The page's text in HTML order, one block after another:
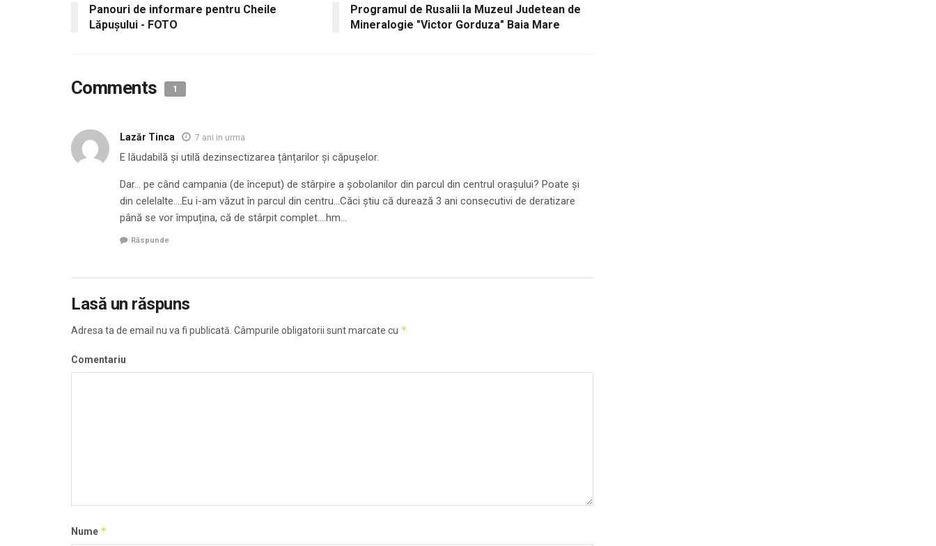
Panouri de informare pentru Cheile
Lăpușului - FOTO
Programul de Rusalii la Muzeul Judetean de
Mineralogie "Victor Gorduza" Baia Mare
Comments 1
Lazăr Tinca 7 ani in urma
E lăudabilă și utilă dezinsectizarea țânțarilor și căpușelor.
Dar… pe când campania (de început) de stârpire a șobolanilor din parcul din centrul orașului? Poate și
din celelalte….Eu i-am văzut în parcul din centru…Căci știu că durează 3 ani consecutivi de deratizare
până se vor împuțina, că de stârpit complet….hm…
Răspunde
Lasă un răspuns
Adresa ta de email nu va fi publicată. Câmpurile obligatorii sunt marcate cu *
Comentariu
Nume *